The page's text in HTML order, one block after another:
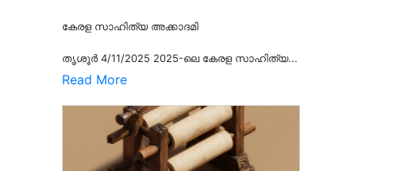
കേരള സാഹിത്യ അക്കാദമി
തൃശൂര്‍ 4/11/2025 2025-ലെ കേരള സാഹിത്യ...
Read More